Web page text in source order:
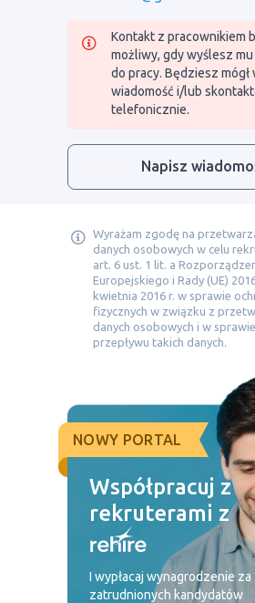
Kontakt z pracownikiem
możliwy, gdy wyślesz
do pracy. Będziesz mógł
wiadomość i/lub
telefonicznie.
Napisz
Wyrażam zgodę na
danych osobowych w celu
art. 6 ust. 1 lit. a
Europejskiego i Rady (UE)
kwietnia 2016 r. w sprawie
fizycznych w związku z
danych osobowych i w
przepływu takich danych.
NOWY PORTAL
Współpracuj z
rekruterami z
I wypłacaj wynagrodzenie za
zatrudnionych kandydatów